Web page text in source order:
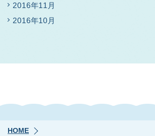
2016年11月
2016年10月
HOME